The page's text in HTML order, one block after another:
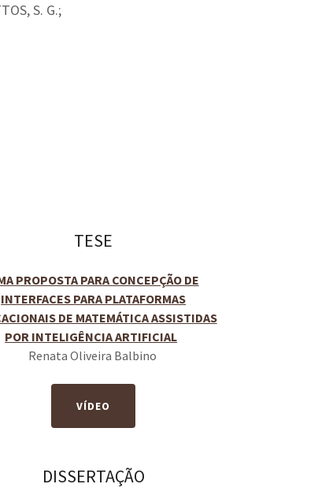
S. G.;
TESE
PROPOSTA PARA CONCEPÇÃO DE
INTERFACES PARA PLATAFORMAS
DE MATEMÁTICA ASSISTIDAS
POR INTELIGÊNCIA ARTIFICIAL
Renata Oliveira Balbino
VÍDEO
DISSERTAÇÃO